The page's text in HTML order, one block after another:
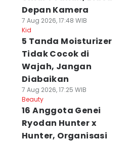
Depan Kamera
7 Aug 2026, 17:48 WIB
Kid
5 Tanda Moisturizer
Tidak Cocok di
Wajah, Jangan
Diabaikan
7 Aug 2026, 17:25 WIB
Beauty
16 Anggota Genei
Ryodan Hunter x
Hunter, Organisasi